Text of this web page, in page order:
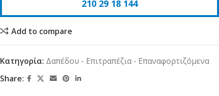
210 29 18 144
Add to compare
Κατηγορία: Δαπέδου - Επιτραπέζια - Επαναφορτιζόμενα
Share: